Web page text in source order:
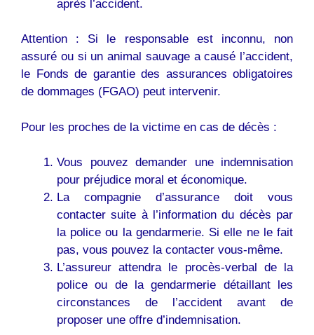
après l’accident.
Attention : Si le responsable est inconnu, non
assuré ou si un animal sauvage a causé l’accident,
le Fonds de garantie des assurances obligatoires
de dommages (FGAO) peut intervenir.
Pour les proches de la victime en cas de décès :
Vous pouvez demander une indemnisation
pour préjudice moral et économique.
La compagnie d’assurance doit vous
contacter suite à l’information du décès par
la police ou la gendarmerie. Si elle ne le fait
pas, vous pouvez la contacter vous-même.
L’assureur attendra le procès-verbal de la
police ou de la gendarmerie détaillant les
circonstances de l’accident avant de
proposer une offre d’indemnisation.